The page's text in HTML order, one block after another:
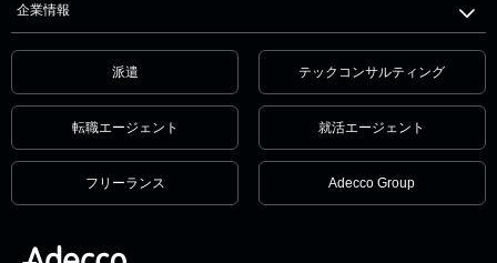
企業情報
派遣 テックコンサルティング
転職エージェント 就活エージェント
フリーランス Adecco Group